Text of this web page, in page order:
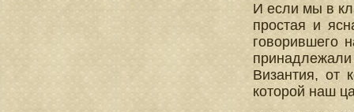
И если мы в
простая и
говорившего
Византия, от
которой наш